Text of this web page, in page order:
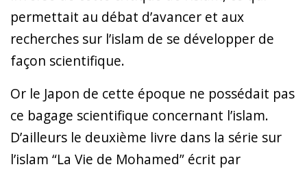
permettait au débat d’avancer et aux
recherches sur l’islam de se développer de
façon scientifique.
Or le Japon de cette époque ne possédait pas
ce bagage scientifique concernant l’islam.
D’ailleurs le deuxième livre dans la série sur
l’islam “La Vie de Mohamed” écrit par